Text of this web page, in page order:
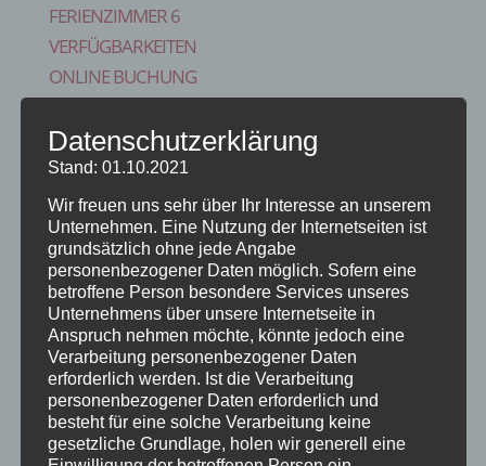
FERIENZIMMER 6
VERFÜGBARKEITEN
ONLINE BUCHUNG
KONTAKT
FAQS
REISE VERSICHERUNG
IMPRESSUM
Seite wählen
Start
Ferienwohnungen
Ferienwohnung 1
Ferienwohnung 2
Ferienwohnung 3
Ferienwohnung 4
Datenschutzerklärung
Stand: 01.10.2021
Wir freuen uns sehr über Ihr Interesse an unserem
Unternehmen. Eine Nutzung der Internetseiten ist
grundsätzlich ohne jede Angabe
personenbezogener Daten möglich. Sofern eine
betroffene Person besondere Services unseres
Unternehmens über unsere Internetseite in
Anspruch nehmen möchte, könnte jedoch eine
Verarbeitung personenbezogener Daten
erforderlich werden. Ist die Verarbeitung
personenbezogener Daten erforderlich und
besteht für eine solche Verarbeitung keine
gesetzliche Grundlage, holen wir generell eine